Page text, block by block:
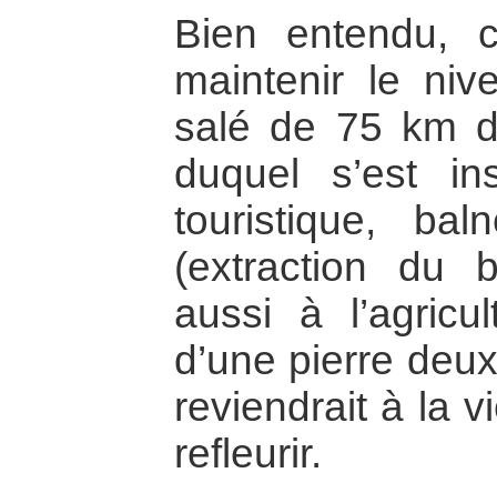
Bien entendu,
maintenir le
salé de 75 km
duquel s’est
touristique,
(extraction du
aussi à
d’une pierre
reviendrait à la
refleurir.